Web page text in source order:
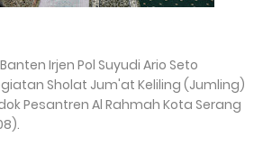
Irjen Pol Suyudi Ario Seto
Sholat Jum'at Keliling (Jumling)
Pesantren Al Rahmah Kota Serang